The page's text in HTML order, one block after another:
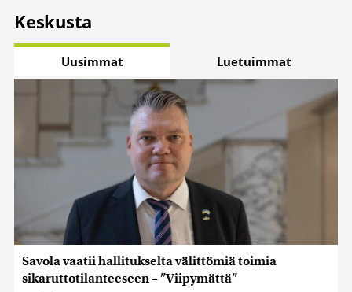
Keskusta
Uusimmat Luetuimmat
Savola vaatii hallitukselta välittömiä toimia
sikaruttotilanteeseen – ”Viipymättä”